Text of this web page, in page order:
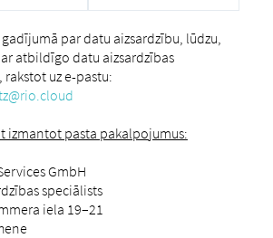
par datu aizsardzību, lūdzu,
atbildīgo datu aizsardzības
rakstot uz e-pastu:
izmantot pasta pakalpojumus:
GmbH
speciālists
iela 19–21